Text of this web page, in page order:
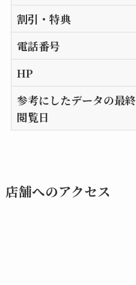
割引・特典
電話番号
HP
参考にしたデータの最終
閲覧日
店舗へのアクセス